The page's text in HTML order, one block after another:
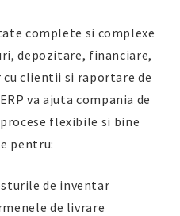
complete si complexe
depozitare, financiare,
clientii si raportare de
va ajuta compania de
flexibile si bine
pentru:
de inventar
de livrare